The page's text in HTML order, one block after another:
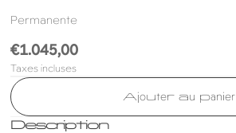
Permanente
Prix
habituel
€1.045,00
Taxes incluses
Ajouter au panier
Description